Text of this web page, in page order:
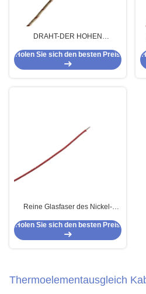
DRAHT-DER HOHEN
UL5107 FEUERFESTIGKEIT
Holen Sie sich den besten Preis
Reine Glasfaser des Nickel-
Holen Sie sich den besten Preis
Thermoelementausgleich